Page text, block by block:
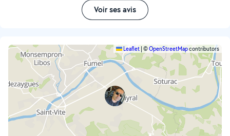
Voir ses avis
Leaflet ©OpenStreetMapcontributors